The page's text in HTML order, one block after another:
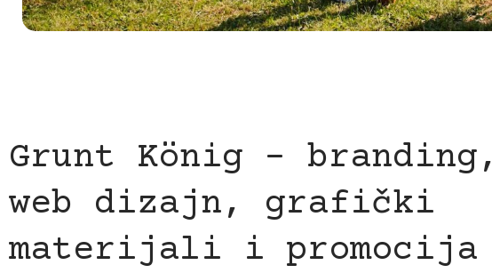
Grunt König - branding,
web dizajn, grafički
materijali i promocija